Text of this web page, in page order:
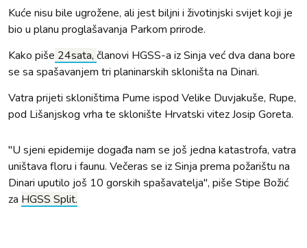
Kuće nisu bile ugrožene, ali jest biljni i životinjski svijet koji je
bio u planu proglašavanja Parkom prirode.
Kako piše 24sata, članovi HGSS-a iz Sinja već dva dana bore
se sa spašavanjem tri planinarskih skloništa na Dinari.
Vatra prijeti skloništima Pume ispod Velike Duvjakuše, Rupe,
pod Lišanjskog vrha te sklonište Hrvatski vitez Josip Goreta.
"U sjeni epidemije događa nam se još jedna katastrofa, vatra
uništava floru i faunu. Večeras se iz Sinja prema požarištu na
Dinari uputilo još 10 gorskih spašavatelja", piše Stipe Božić
za HGSS Split.